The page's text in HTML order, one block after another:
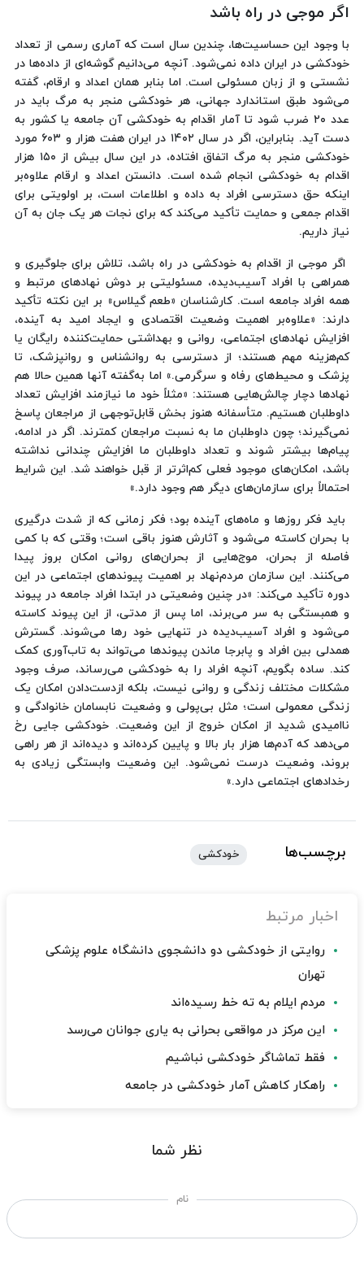
اگر موجی در راه باشد
با وجود این حساسیت‌ها، چندین سال است که آماری رسمی از تعداد
خودکشی در ایران داده نمی‌شود. آنچه می‌دانیم گوشه‌ای از داده‌ها در
نشستی و از زبان مسئولی است. اما بنابر همان اعداد و ارقام، گفته
می‌شود طبق استاندارد جهانی، هر خودکشی منجر به مرگ باید در
عدد ۲۰ ضرب شود تا آمار اقدام به خودکشی آن جامعه یا کشور به
دست آید. بنابراین، اگر در سال ۱۴۰۲ در ایران هفت‌ هزار و ۶۰۳ مورد
خودکشی منجر به مرگ اتفاق افتاده، در این سال بیش از ۱۵۰ هزار
اقدام به خودکشی انجام شده است. دانستن اعداد و ارقام علاوه‌بر
اینکه حق دسترسی افراد به داده و اطلاعات است، بر اولویتی برای
اقدام جمعی و حمایت تأکید می‌کند که برای نجات هر یک جان به آن
نیاز داریم.
اگر موجی از اقدام به خودکشی در راه باشد، تلاش برای جلوگیری و
همراهی با افراد آسیب‌دیده، مسئولیتی بر دوش نهادهای مرتبط و
همه افراد جامعه است. کارشناسان «طعم گیلاس» بر این نکته تأکید
دارند: «علاوه‌بر اهمیت وضعیت اقتصادی و ایجاد امید به آینده،
افزایش نهادهای اجتماعی، روانی و بهداشتی حمایت‌کننده‌ رایگان یا
کم‌هزینه مهم هستند؛ از دسترسی به روانشناس و روانپزشک، تا
پزشک و محیط‌های رفاه و سرگرمی.» اما به‌گفته آنها همین حالا هم
نهادها دچار چالش‌هایی هستند: «مثلاً خود ما نیازمند افزایش تعداد
داوطلبان هستیم. متأسفانه هنوز بخش قابل‌توجهی از مراجعان پاسخ
نمی‌گیرند؛ چون داوطلبان ما به نسبت مراجعان کمترند. اگر در ادامه،
پیام‌ها بیشتر شوند و تعداد داوطلبان ما افزایش چندانی نداشته
باشد، امکان‌های موجود فعلی کم‌اثرتر از قبل خواهند شد. این شرایط
احتمالاً برای سازمان‌های دیگر هم وجود دارد.»
باید فکر روزها و ماه‌های آینده بود؛ فکر زمانی که از شدت درگیری
با بحران کاسته می‌شود و آثارش هنوز باقی است؛ وقتی که با کمی
فاصله از بحران، موج‌هایی از بحران‌های روانی امکان بروز پیدا
می‌کنند. این سازمان مردم‌نهاد بر اهمیت پیوندهای اجتماعی در این
دوره تأکید می‌کند: «در چنین وضعیتی در ابتدا افراد جامعه در پیوند
و همبستگی به سر می‌برند، اما پس از مدتی، از این پیوند کاسته
می‌شود و افراد آسیب‌دیده در تنهایی خود رها می‌شوند. گسترش
همدلی بین افراد و پابرجا ماندن پیوندها می‌تواند به تاب‌آوری کمک
کند. ساده بگویم، آنچه افراد را به خودکشی می‌رساند، صرف وجود
مشکلات مختلف زندگی و روانی نیست، بلکه ازدست‌دادن امکان یک
زندگی معمولی است؛ مثل بی‌پولی و وضعیت نابسامان خانوادگی و
ناامیدی شدید از امکان خروج از این وضعیت. خودکشی جایی رخ
می‌دهد که آدم‌ها هزار بار بالا و پایین کرده‌اند و دیده‌اند از هر راهی
بروند، وضعیت درست نمی‌شود. این وضعیت وابستگی زیادی به
رخدادهای اجتماعی دارد.»
برچسب‌ها خودکشی
اخبار مرتبط
روایتی از خودکشی دو دانشجوی دانشگاه علوم پزشکی
تهران
مردم ایلام به ته خط رسیده‌اند
این مرکز در مواقعی بحرانی به یاری جوانان می‌رسد
فقط تماشاگر خودکشی نباشیم
راهکار کاهش آمار خودکشی در جامعه
نظر شما
نام